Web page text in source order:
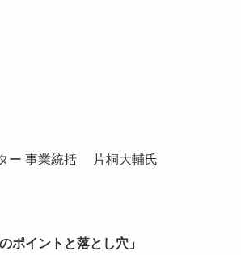
ー 事業統括 片桐大輔氏
ポイントと落とし穴」